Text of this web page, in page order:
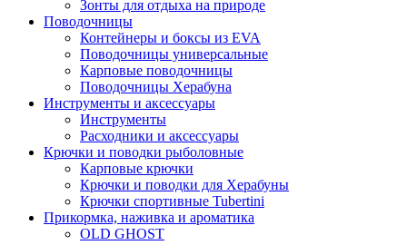
Зонты для отдыха на природе
Поводочницы
Контейнеры и боксы из EVA
Поводочницы универсальные
Карповые поводочницы
Поводочницы Херабуна
Инструменты и аксессуары
Инструменты
Расходники и аксессуары
Крючки и поводки рыболовные
Карповые крючки
Крючки и поводки для Херабуны
Крючки спортивные Tubertini
Прикормка, наживка и ароматика
OLD GHOST